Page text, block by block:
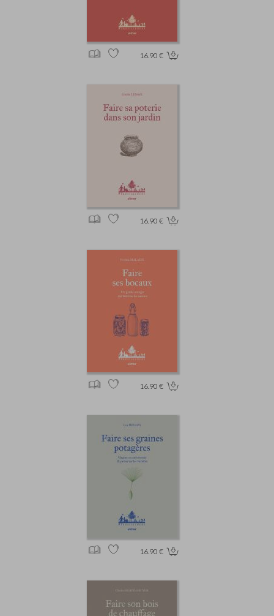
16.90 €
16.90 €
16.90 €
16.90 €